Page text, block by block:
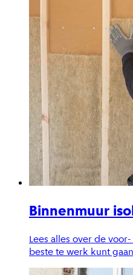
Binnenmuur
Lees alles over de
beste te werk kunt